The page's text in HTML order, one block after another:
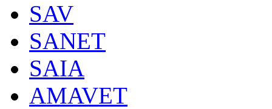
SAV
SANET
SAIA
AMAVET